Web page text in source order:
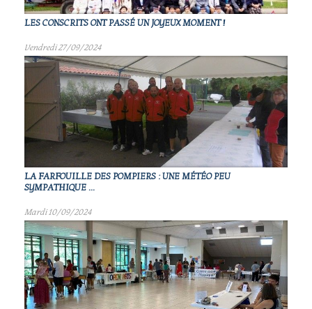
LES CONSCRITS ONT PASSÉ UN JOYEUX MOMENT !
Vendredi 27/09/2024
LA FARFOUILLE DES POMPIERS : UNE MÉTÉO PEU
SYMPATHIQUE ...
Mardi 10/09/2024